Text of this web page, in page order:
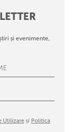
și evenimente,
Utilizareși Politica